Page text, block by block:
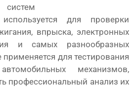
для проверки
впрыска, электронных
и самых разнообразных
для тестирования
механизмов,
профессиональный анализ их